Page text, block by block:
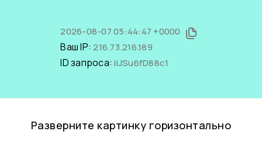
2026-08-07 05:44:47 +0000
Ваш IP:216.73.216.189
ID запроса:liJSu6fD88c1
Разверните картинку горизонтально